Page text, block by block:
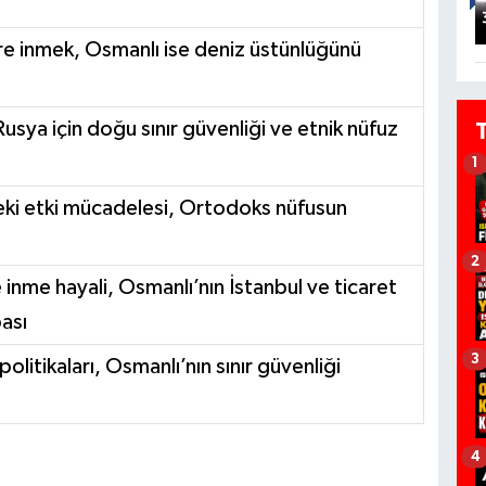
inmek, Osmanlı ise deniz üstünlüğünü
için doğu sınır güvenliği ve etnik nüfuz
etki mücadelesi, Ortodoks nüfusun
inme hayali, Osmanlı’nın İstanbul ve ticaret
Osmanlı’nın sınır güvenliği
1
2
3
4